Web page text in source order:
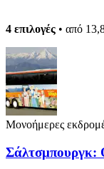
4 επιλογές • από
Μονοήμερες
Σάλτσμπουργκ: